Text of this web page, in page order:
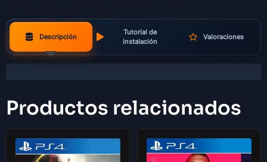
Descripción
Tutorial de
instalación
Valoraciones
Productos relacionados